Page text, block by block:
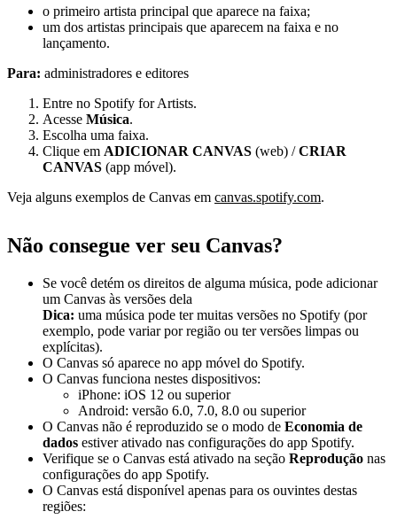
o primeiro artista principal que aparece na faixa;
um dos artistas principais que aparecem na faixa e no
lançamento.
Para: administradores e editores
Entre no Spotify for Artists.
Acesse Música.
Escolha uma faixa.
Clique em ADICIONAR CANVAS (web) /CRIAR
CANVAS (app móvel).
Veja alguns exemplos de Canvas em canvas.spotify.com.
Não consegue ver seu Canvas?
Se você detém os direitos de alguma música, pode adicionar
um Canvas às versões dela
Dica: uma música pode ter muitas versões no Spotify (por
exemplo, pode variar por região ou ter versões limpas ou
explícitas).
O Canvas só aparece no app móvel do Spotify.
O Canvas funciona nestes dispositivos:
iPhone: iOS 12 ou superior
Android: versão 6.0, 7.0, 8.0 ou superior
O Canvas não é reproduzido se o modo de Economia de
dados estiver ativado nas configurações do app Spotify.
Verifique se o Canvas está ativado na seção Reprodução nas
configurações do app Spotify.
O Canvas está disponível apenas para os ouvintes destas
regiões: